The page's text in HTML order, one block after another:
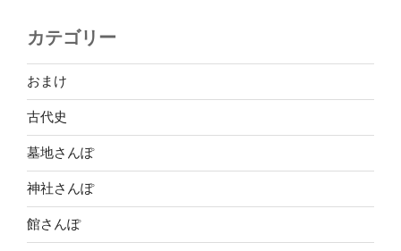
カテゴリー
おまけ
古代史
墓地さんぽ
神社さんぽ
館さんぽ